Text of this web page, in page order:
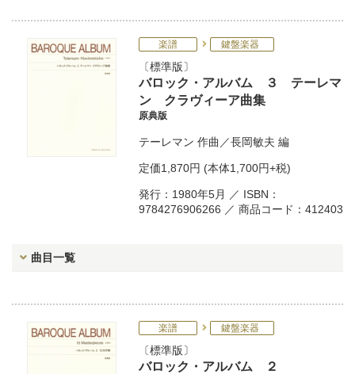
楽譜 鍵盤楽器
標準版
バロック・アルバム ３ テーレマ
ン クラヴィーア曲集
原典版
テーレマン 作曲／長岡敏夫 編
定価1,870円 (本体1,700円+税)
発行：1980年5月 ／ ISBN：
9784276906266 ／ 商品コード：412403
曲目一覧
楽譜 鍵盤楽器
標準版
バロック・アルバム ２